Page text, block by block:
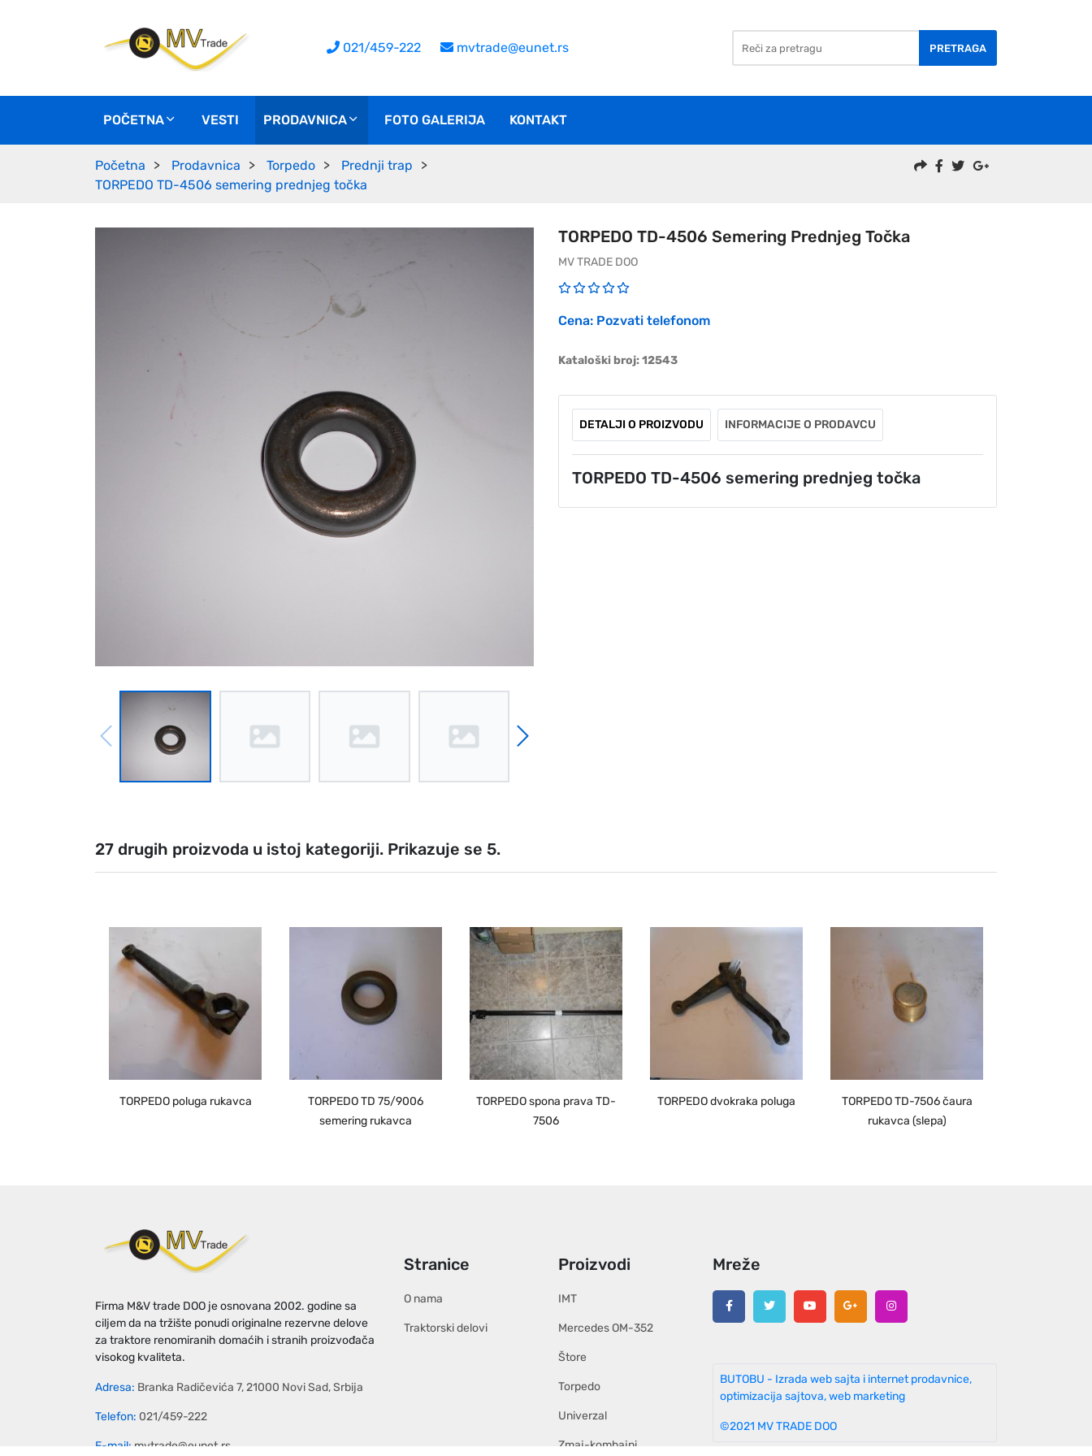
021/459-222 mvtrade@eunet.rs PRETRAGA
POČETNA VESTI PRODAVNICA FOTO GALERIJA KONTAKT
Početna Prodavnica Torpedo
Prednji trap
TORPEDO TD-4506 semering prednjeg točka
TORPEDO TD-4506 Semering Prednjeg Točka
MV TRADE DOO
Cena: Pozvati telefonom
Kataloški broj: 12543
DETALJI O PROIZVODU INFORMACIJE O PRODAVCU
TORPEDO TD-4506 semering prednjeg točka
27 drugih proizvoda u istoj kategoriji. Prikazuje se 5.
TORPEDO poluga rukavca
TORPEDO TD 75/9006
semering rukavca
TORPEDO spona prava TD-
7506
TORPEDO dvokraka poluga
TORPEDO TD-7506 čaura
rukavca (slepa)
Firma M&V trade DOO je osnovana 2002. godine sa
ciljem da na tržište ponudi originalne rezervne delove
za traktore renomiranih domaćih i stranih proizvođača
visokog kvaliteta.
Adresa: Branka Radičevića 7, 21000 Novi Sad, Srbija
Telefon: 021/459-222
E-mail: mvtrade@eunet.rs
Stranice
O nama
Traktorski delovi
Proizvodi
IMT
Mercedes OM-352
Štore
Torpedo
Univerzal
Zmaj-kombajni
Mreže
BUTOBU - Izrada web sajta i internet prodavnice,
optimizacija sajtova, web marketing
©2021 MV TRADE DOO